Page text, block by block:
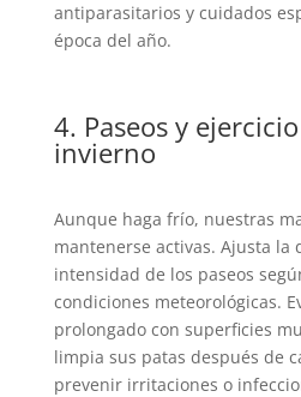
antiparasitarios y cuidados
época del año.
4. Paseos y
invierno
Aunque haga frío, nuestras
mantenerse activas. Ajusta la
intensidad de los paseos
condiciones meteorológicas.
prolongado con superficies
limpia sus patas después de
prevenir irritaciones o